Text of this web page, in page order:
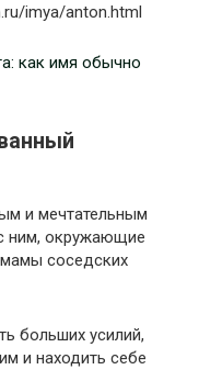
imya/anton.html
как имя обычно
и мечтательным
ним, окружающие
мамы соседских
больших усилий,
и находить себе